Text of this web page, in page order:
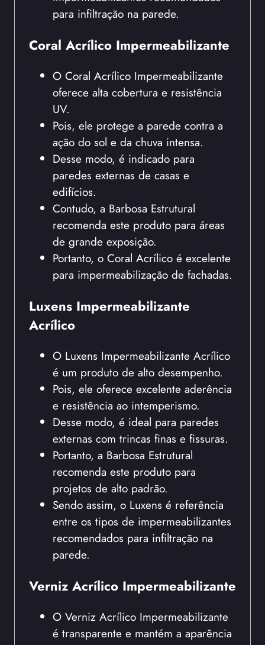
para infiltração na parede.
Coral Acrílico Impermeabilizante
O Coral Acrílico Impermeabilizante
oferece alta cobertura e resistência
UV.
Pois, ele protege a parede contra a
ação do sol e da chuva intensa.
Desse modo, é indicado para
paredes externas de casas e
edifícios.
Contudo, a Barbosa Estrutural
recomenda este produto para áreas
de grande exposição.
Portanto, o Coral Acrílico é excelente
para impermeabilização de fachadas.
Luxens Impermeabilizante
Acrílico
O Luxens Impermeabilizante Acrílico
é um produto de alto desempenho.
Pois, ele oferece excelente aderência
e resistência ao intemperismo.
Desse modo, é ideal para paredes
externas com trincas finas e fissuras.
Portanto, a Barbosa Estrutural
recomenda este produto para
projetos de alto padrão.
Sendo assim, o Luxens é referência
entre os tipos de impermeabilizantes
recomendados para infiltração na
parede.
Verniz Acrílico Impermeabilizante
O Verniz Acrílico Impermeabilizante
é transparente e mantém a aparência